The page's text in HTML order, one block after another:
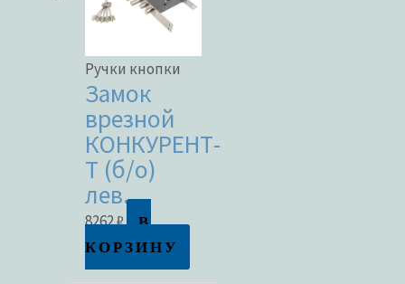
Ручки кнопки
Замок
врезной
КОНКУРЕНТ-
Т (б/о)
лев.
8262₽
В
КОРЗИНУ